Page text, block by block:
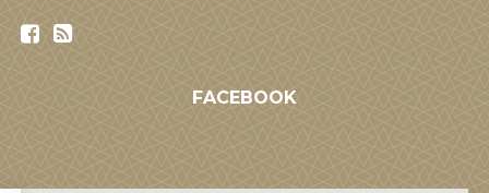
FACEBOOK